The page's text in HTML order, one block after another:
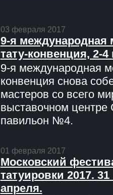
03 февраля 2017
9-я международная
тату-конвенция, 2-
9-я международная
конвенция снова
мастеров со всего
выставочном центре
павильон №4.
01 февраля 2017
Московский
татуировки 2017. 31
апреля.